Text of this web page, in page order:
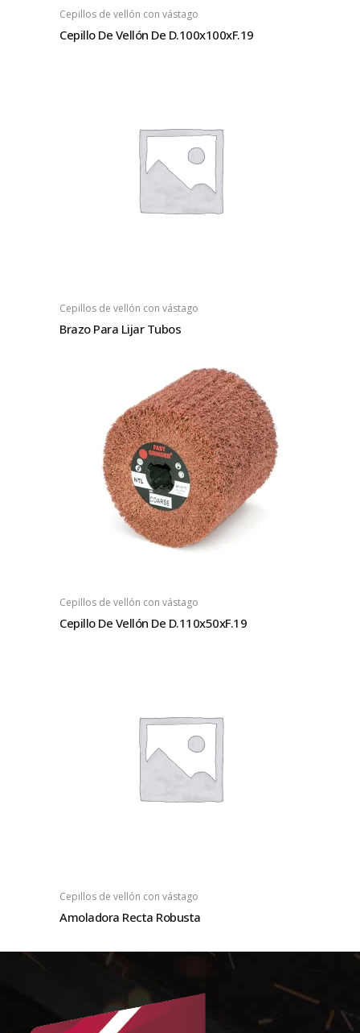
Cepillos de vellón con vástago
Cepillo De Vellón De D.100x100xF.19
Cepillos de vellón con vástago
Brazo Para Lijar Tubos
Cepillos de vellón con vástago
Cepillo De Vellón De D.110x50xF.19
Cepillos de vellón con vástago
Amoladora Recta Robusta